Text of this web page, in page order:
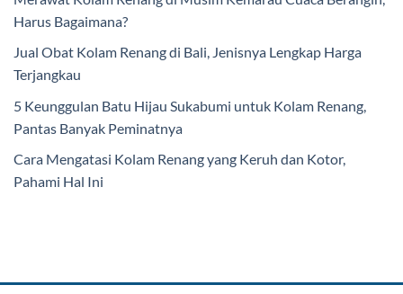
Harus Bagaimana?
Jual Obat Kolam Renang di Bali, Jenisnya Lengkap Harga
Terjangkau
5 Keunggulan Batu Hijau Sukabumi untuk Kolam Renang,
Pantas Banyak Peminatnya
Cara Mengatasi Kolam Renang yang Keruh dan Kotor,
Pahami Hal Ini